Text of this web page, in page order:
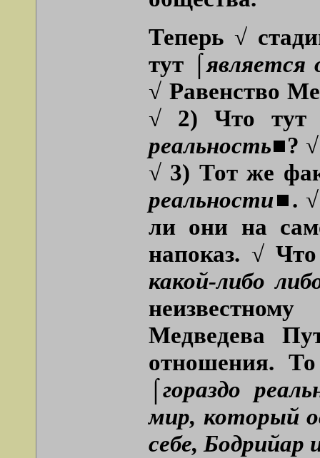
Теперь √
тут
√ Равенство
√ 2) Что
реальность■?
√ 3) Тот же
реальности■.
ли они на
напоказ. √
какой-либо
Медведева
отношения.
⌠гораздо
мир, который
себе, Бодрийар